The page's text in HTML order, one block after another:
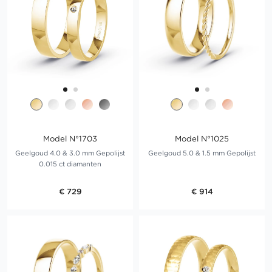
Model N°1703
Geelgoud 4.0 & 3.0 mm Gepolijst
0.015 ct diamanten
€ 729
Model N°1025
Geelgoud 5.0 & 1.5 mm Gepolijst
€ 914